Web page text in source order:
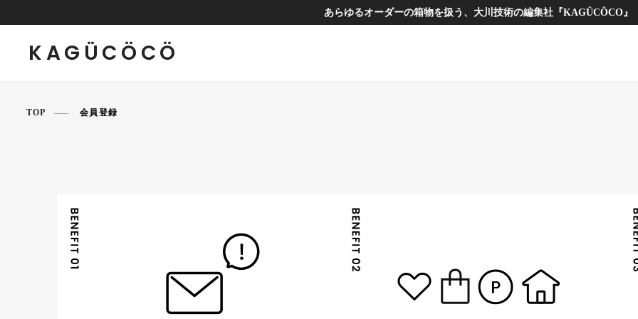
あらゆるオーダーの箱物を扱う、大川技術の編集社『KAGÜCÖCO』
KAGÜCÖCÖ
TOP 会員登録